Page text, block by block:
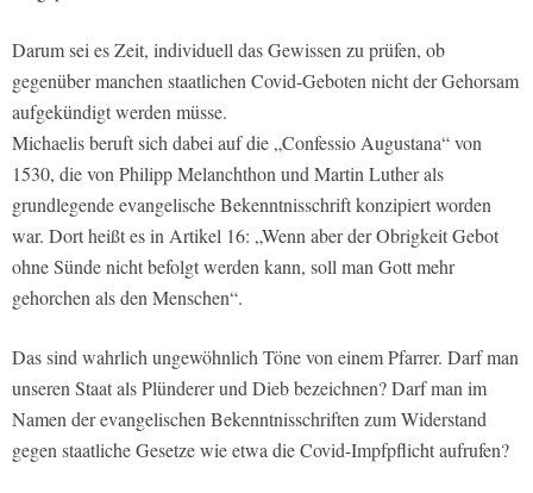
Darum sei es Zeit, individuell das Gewissen zu prüfen, ob
gegenüber manchen staatlichen Covid-Geboten nicht der Gehorsam
aufgekündigt werden müsse.
Michaelis beruft sich dabei auf die „Confessio Augustana“ von
1530, die von Philipp Melanchthon und Martin Luther als
grundlegende evangelische Bekenntnisschrift konzipiert worden
war. Dort heißt es in Artikel 16: „Wenn aber der Obrigkeit Gebot
ohne Sünde nicht befolgt werden kann, soll man Gott mehr
gehorchen als den Menschen“.
Das sind wahrlich ungewöhnlich Töne von einem Pfarrer. Darf man
unseren Staat als Plünderer und Dieb bezeichnen? Darf man im
Namen der evangelischen Bekenntnisschriften zum Widerstand
gegen staatliche Gesetze wie etwa die Covid-Impfpflicht aufrufen?